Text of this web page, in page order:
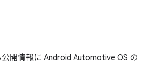
開情報に Android Automotive OS の